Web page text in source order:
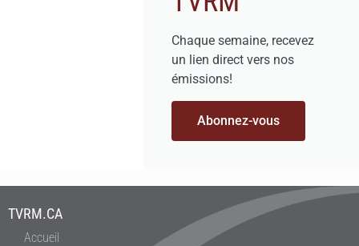
Chaque semaine, recevez
un lien direct vers nos
émissions!
Abonnez-vous
TVRM.CA
Accueil